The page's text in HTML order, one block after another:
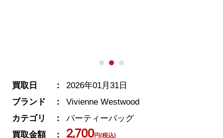
買取日
2026年01月31日
ブランド
Vivienne Westwood
カテゴリ
パーティーバッグ
買取金額
2,700円(税込)